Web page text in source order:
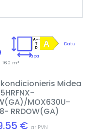
Datu
lapa
160 m²
Midea
MOX630U-
RRDOW(GA)
€ ar PVN